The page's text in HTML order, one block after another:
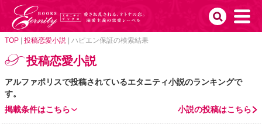
TOP 投稿恋愛小説 ハピエン保証の検索結果
投稿恋愛小説
アルファポリスで投稿されているエタニティ小説のランキングで
す。
小説の投稿はこちら
掲載条件はこちら